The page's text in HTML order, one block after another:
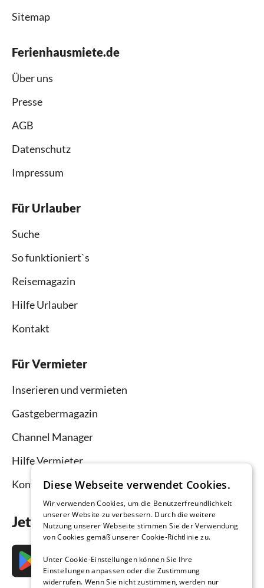
Sitemap
Ferienhausmiete.de
Über uns
Presse
AGB
Datenschutz
Impressum
Für Urlauber
Suche
So funktioniert`s
Reisemagazin
Hilfe Urlauber
Kontakt
Für Vermieter
Inserieren und vermieten
Gastgebermagazin
Channel Manager
Hilfe Vermieter
Kontakt
Jetzt die App downloaden
Diese Webseite verwendet Cookies.
Wir verwenden Cookies, um die Benutzerfreundlichkeit
unserer Website zu verbessern. Durch die weitere
Nutzung unserer Webseite stimmen Sie der Verwendung
von Cookies gemäß unserer Cookie-Richtlinie zu.
Unter Cookie-Einstellungen können Sie Ihre
Einstellungen anpassen oder die Zustimmung
widerrufen. Wenn Sie nicht zustimmen, werden nur